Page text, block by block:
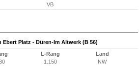
VB
Ebert Platz - Düren-Im Altwerk (B 56)
L-Rang
1.150
Land
NW